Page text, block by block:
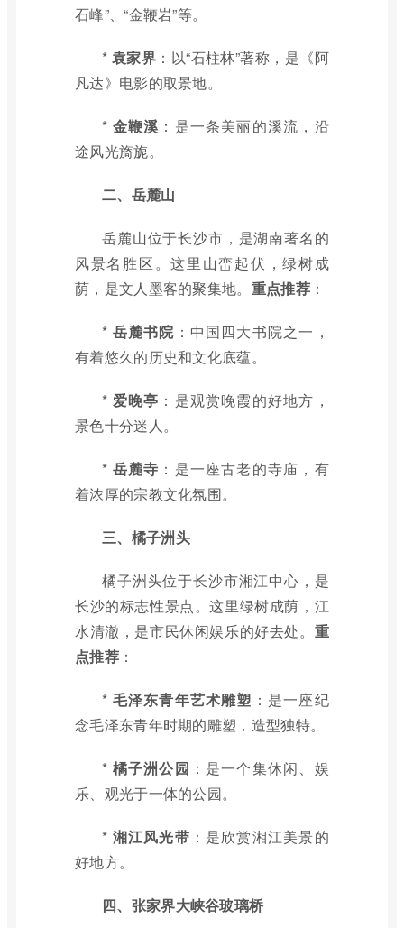
石峰”、“金鞭岩”等。
* 袁家界 ：以“石柱林”著称，是《阿
凡达》电影的取景地。
* 金鞭溪 ：是一条美丽的溪流，沿
途风光旖旎。
二、岳麓山
岳麓山位于长沙市，是湖南著名的
风景名胜区。这里山峦起伏，绿树成
荫，是文人墨客的聚集地。 重点推荐：
* 岳麓书院 ：中国四大书院之一，
有着悠久的历史和文化底蕴。
* 爱晚亭 ：是观赏晚霞的好地方，
景色十分迷人。
* 岳麓寺 ：是一座古老的寺庙，有
着浓厚的宗教文化氛围。
三、橘子洲头
橘子洲头位于长沙市湘江中心，是
长沙的标志性景点。这里绿树成荫，江
水清澈，是市民休闲娱乐的好去处。 重
点推荐：
* 毛泽东青年艺术雕塑 ：是一座纪
念毛泽东青年时期的雕塑，造型独特。
* 橘子洲公园 ：是一个集休闲、娱
乐、观光于一体的公园。
* 湘江风光带 ：是欣赏湘江美景的
好地方。
四、张家界大峡谷玻璃桥